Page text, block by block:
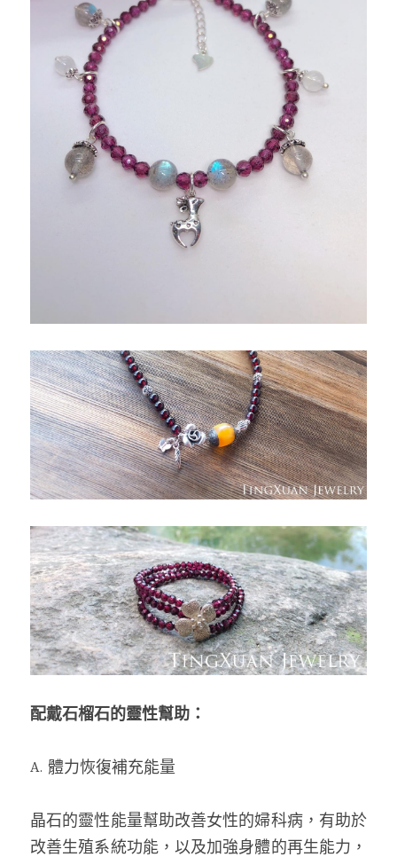
配戴石榴石的靈性幫助：
A. 體力恢復補充能量
晶石的靈性能量幫助改善女性的婦科病，有助於
改善生殖系統功能，以及加強身體的再生能力，